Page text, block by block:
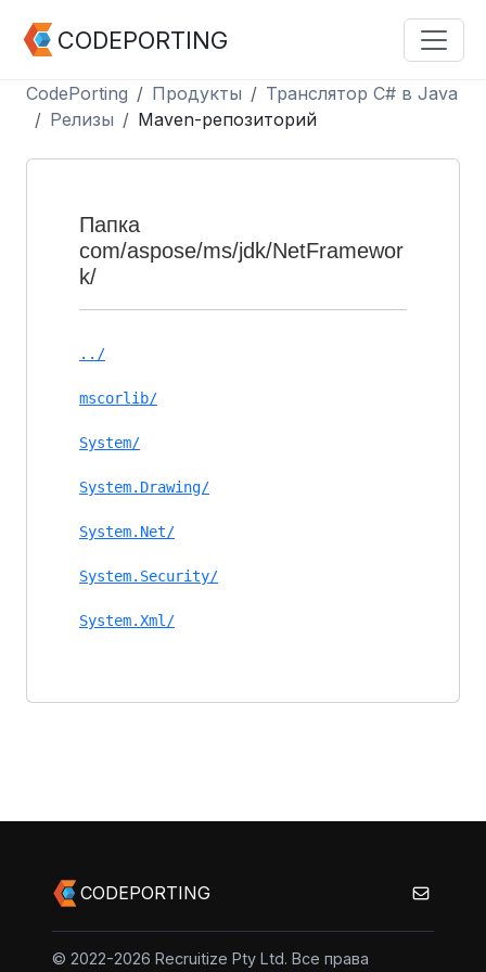
CODEPORTING
CodePorting Продукты
Транслятор C# в Java
Релизы
Maven-репозиторий
Папка
com/aspose/ms/jdk/NetFramewor
k/
../
mscorlib/
System/
System.Drawing/
System.Net/
System.Security/
System.Xml/
CODEPORTING
© 2022-2026 Recruitize Pty Ltd. Все права